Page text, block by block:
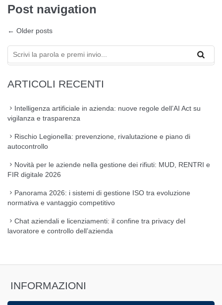
Post navigation
← Older posts
ARTICOLI RECENTI
Intelligenza artificiale in azienda: nuove regole dell’AI Act su
vigilanza e trasparenza
Rischio Legionella: prevenzione, rivalutazione e piano di
autocontrollo
Novità per le aziende nella gestione dei rifiuti: MUD, RENTRI e
FIR digitale 2026
Panorama 2026: i sistemi di gestione ISO tra evoluzione
normativa e vantaggio competitivo
Chat aziendali e licenziamenti: il confine tra privacy del
lavoratore e controllo dell’azienda
INFORMAZIONI